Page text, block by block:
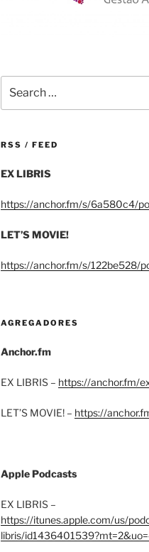
for:
RSS / FEED
EX LIBRIS
https://anchor.fm/s/6a580c4/
LET’S MOVIE!
https://anchor.fm/s/122be528/
AGREGADORES
Anchor.fm
EX LIBRIS – https://anchor.fm/
LET’S MOVIE! – https://
Apple Podcasts
EX LIBRIS –
https://itunes.apple.com/us/
libris/